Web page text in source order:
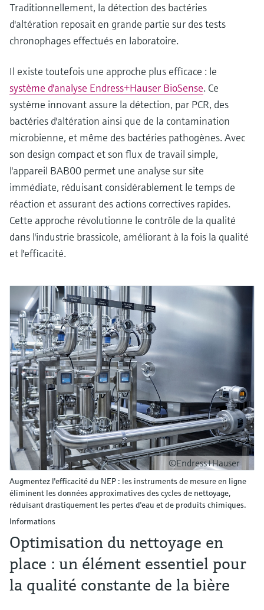
Traditionnellement, la détection des bactéries
d'altération reposait en grande partie sur des tests
chronophages effectués en laboratoire.
Il existe toutefois une approche plus efficace : le
système d'analyse Endress+Hauser BioSense. Ce
système innovant assure la détection, par PCR, des
bactéries d'altération ainsi que de la contamination
microbienne, et même des bactéries pathogènes. Avec
son design compact et son flux de travail simple,
l'appareil BAB00 permet une analyse sur site
immédiate, réduisant considérablement le temps de
réaction et assurant des actions correctives rapides.
Cette approche révolutionne le contrôle de la qualité
dans l'industrie brassicole, améliorant à la fois la qualité
et l'efficacité.
©Endress+Hauser
Augmentez l'efficacité du NEP : les instruments de mesure en ligne
éliminent les données approximatives des cycles de nettoyage,
réduisant drastiquement les pertes d'eau et de produits chimiques.
Informations
Optimisation du nettoyage en
place : un élément essentiel pour
la qualité constante de la bière